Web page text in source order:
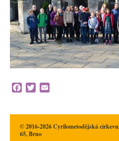
Facebook
Twitter
© 2016-2026 Cyrilometodějská
65, Brno